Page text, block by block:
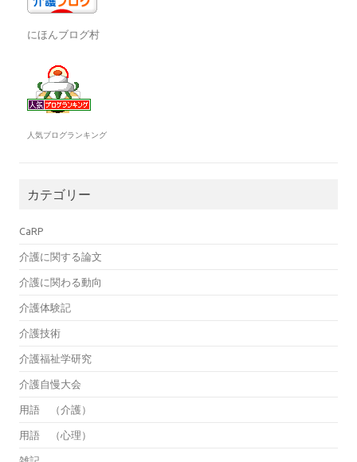
にほんブログ村
人気ブログランキング
カテゴリー
CaRP
介護に関する論文
介護に関わる動向
介護体験記
介護技術
介護福祉学研究
介護自慢大会
用語 （介護）
用語 （心理）